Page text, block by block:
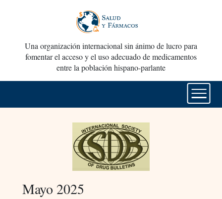
Una organización internacional sin ánimo de lucro para
fomentar el acceso y el uso adecuado de medicamentos
entre la población hispano-parlante
Mayo 2025